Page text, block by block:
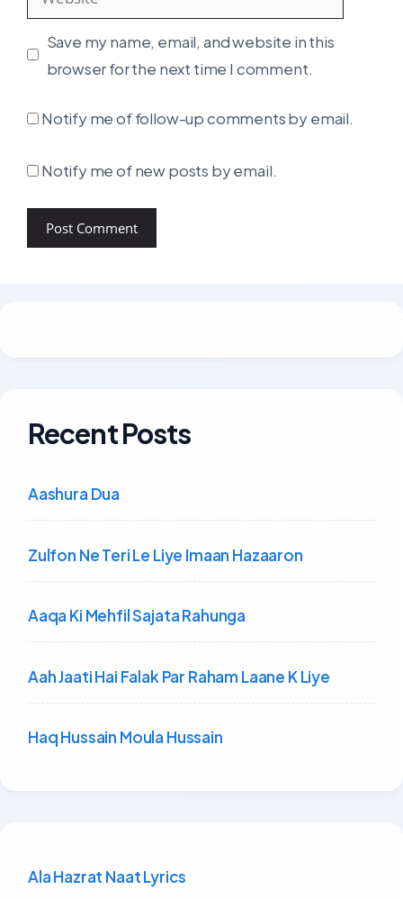
Save my name, email, and website in this
browser for the next time I comment.
Notify me of follow-up comments by email.
Notify me of new posts by email.
Recent Posts
Aashura Dua
Zulfon Ne Teri Le Liye Imaan Hazaaron
Aaqa Ki Mehfil Sajata Rahunga
Aah Jaati Hai Falak Par Raham Laane K Liye
Haq Hussain Moula Hussain
Ala Hazrat Naat Lyrics